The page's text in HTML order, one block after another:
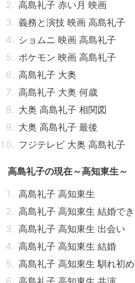
高島礼子 赤い月 映画
義務と演技 映画 高島礼子
ショムニ 映画 高島礼子
ポケモン 映画 高島礼子
高島礼子 大奥
高島礼子 大奥 何歳
大奥 高島礼子 相関図
大奥 高島礼子 最後
フジテレビ 大奥 高島礼子
高島礼子の現在～高知東生～
高島礼子 高知東生
高島礼子 高知東生 結婚で
高島礼子 高知東生 出会い
高島礼子 高知東生 結婚
高島礼子 高知東生 馴れ初め